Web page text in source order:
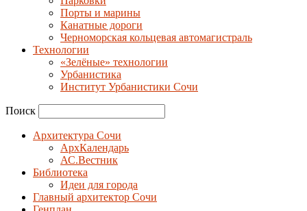
Порты и марины
Канатные дороги
Черноморская кольцевая автомагистраль
Технологии
«Зелёные» технологии
Урбанистика
Институт Урбанистики Сочи
Поиск
Архитектура Сочи
АрхКалендарь
АС.Вестник
Библиотека
Идеи для города
Главный архитектор Сочи